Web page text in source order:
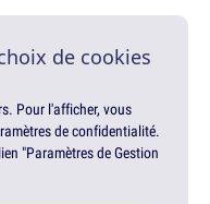
de cookies
Pour l'afficher, vous
de confidentialité.
"Paramètres de Gestion